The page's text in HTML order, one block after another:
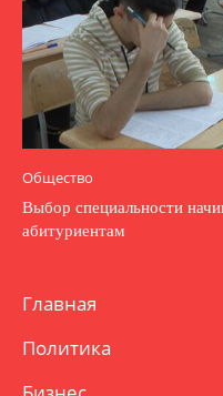
Общество
Выбор специальности
абитуриентам
Главная
Политика